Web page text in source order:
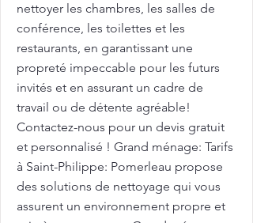
nettoyer les chambres, les salles de
conférence, les toilettes et les
restaurants, en garantissant une
propreté impeccable pour les futurs
invités et en assurant un cadre de
travail ou de détente agréable!
Contactez-nous pour un devis gratuit
et personnalisé ! Grand ménage: Tarifs
à Saint-Philippe: Pomerleau propose
des solutions de nettoyage qui vous
assurent un environnement propre et